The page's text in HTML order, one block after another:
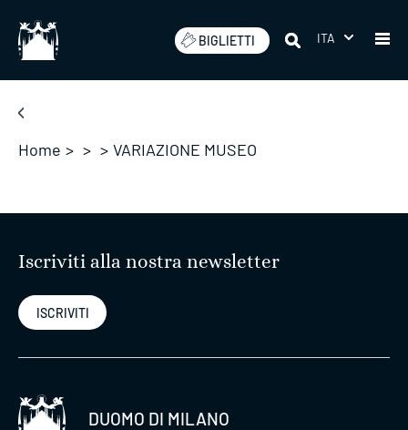
BIGLIETTI ITA
Home > > > VARIAZIONE MUSEO
Iscriviti alla nostra newsletter
ISCRIVITI
DUOMO DI MILANO